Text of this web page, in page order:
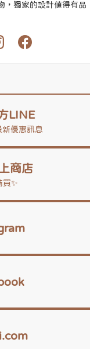
，獨家的設計值得有品
LINE
新優惠訊息
商店
買✨️